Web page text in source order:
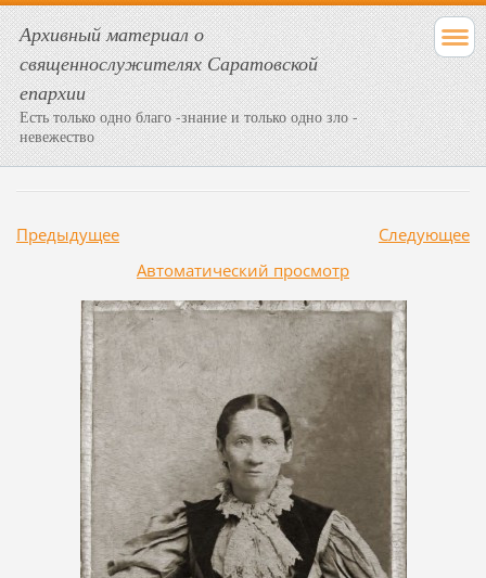
Архивный материал о
священнослужителях Саратовской
епархии
Есть только одно благо -знание и только одно зло -
невежество
Предыдущее
Следующее
Aвтоматический просмотр